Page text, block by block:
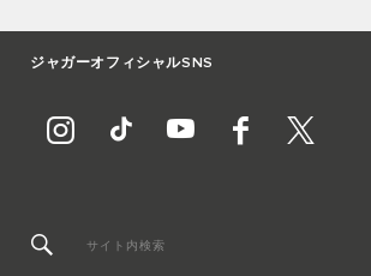
ジャガーオフィシャルSNS
サイト内検索